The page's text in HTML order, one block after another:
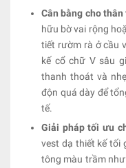
Cân bằng cho
hữu bờ vai rộng
tiết rườm rà ở cầu
kế cổ chữ V sâu
thanh thoát và
độn quá dày để
tế.
Giải pháp tối ưu
vest dạ thiết kế tối
tông màu trầm